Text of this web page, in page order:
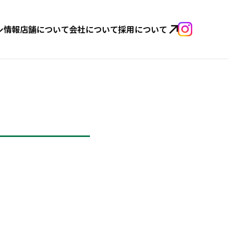
情報店舗について会社について採用について